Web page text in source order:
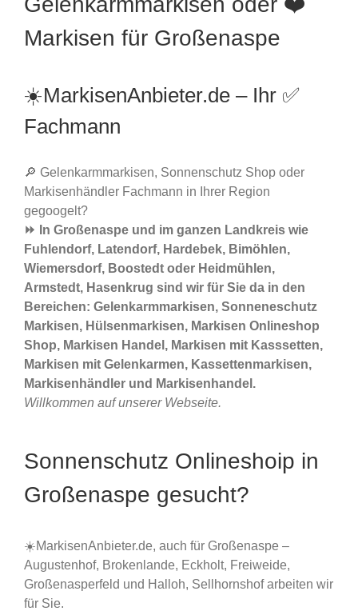
Markisen für Großenaspe
☀️MarkisenAnbieter.de – Ihr ✅
Fachmann
🔎 Gelenkarmmarkisen, Sonnenschutz Shop oder
Markisenhändler Fachmann in Ihrer Region
gegoogelt?
⏩ In Großenaspe und im ganzen Landkreis wie
Fuhlendorf, Latendorf, Hardebek, Bimöhlen,
Wiemersdorf, Boostedt oder Heidmühlen,
Armstedt, Hasenkrug sind wir für Sie da in den
Bereichen: Gelenkarmmarkisen, Sonneneschutz
Markisen, Hülsenmarkisen, Markisen Onlineshop
Shop, Markisen Handel, Markisen mit Kasssetten,
Markisen mit Gelenkarmen, Kassettenmarkisen,
Markisenhändler und Markisenhandel.
Willkommen auf unserer Webseite.
Sonnenschutz Onlineshoip in
Großenaspe gesucht?
☀️MarkisenAnbieter.de, auch für Großenaspe –
Augustenhof, Brokenlande, Eckholt, Freiweide,
Großenasperfeld und Halloh, Sellhornshof arbeiten wir
für Sie.